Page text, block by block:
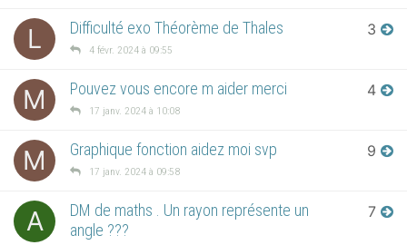
L Difficulté exo Théorème de Thales
4 févr. 2024 à 09:55
3
M Pouvez vous encore m aider merci
17 janv. 2024 à 10:08
4
M Graphique fonction aidez moi svp
17 janv. 2024 à 09:58
9
A
DM de maths . Un rayon représente un
angle ???
7